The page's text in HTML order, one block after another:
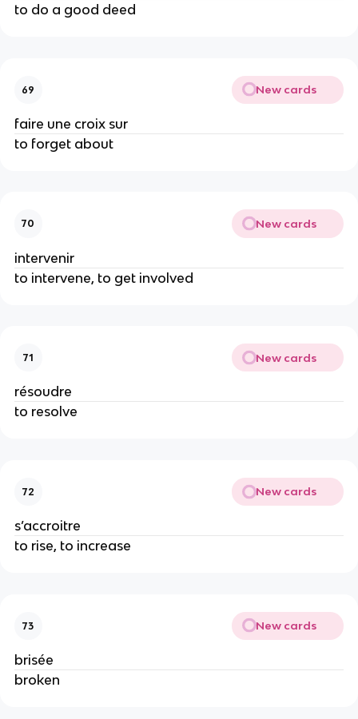
to do a good deed
69 New cards
faire une croix sur
to forget about
70 New cards
intervenir
to intervene, to get involved
71 New cards
résoudre
to resolve
72 New cards
s’accroitre
to rise, to increase
73 New cards
brisée
broken